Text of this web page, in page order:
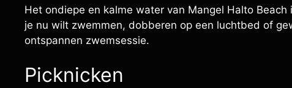
Het ondiepe en kalme water van Mangel Halto
je nu wilt zwemmen, dobberen op een luchtbed of
ontspannen zwemsessie.
Picknicken